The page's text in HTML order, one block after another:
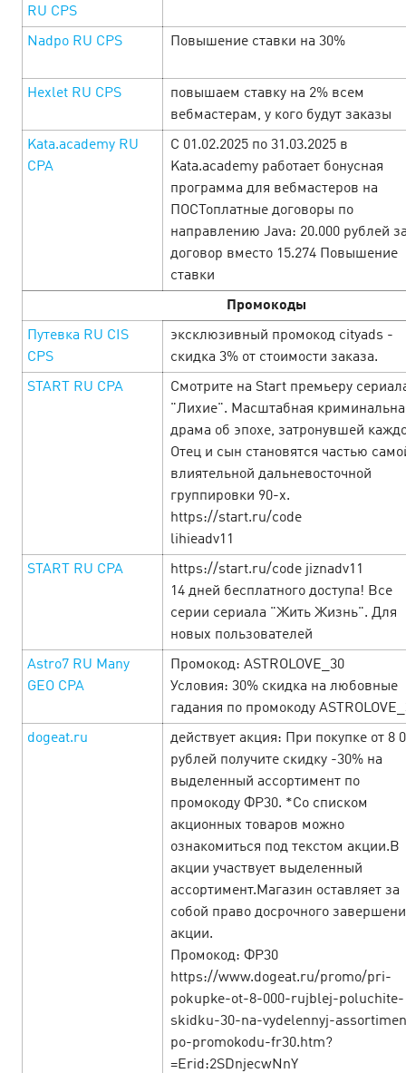
С 21 апреля по 11 мая ловим баланс: немного отдыха,
подборке тебя ждут офферы с щедрыми ставками,
MỞ MÀN THÁNG MỚI CÙNG CƠN MƯA
DEAL HOT TỪ DOUBLE DAY! 🎉
Tháng mới bắt đầu, cơ hội săn sale cực đỉnh đã đến! 🔥
Đây chính là thời điểm vàng để thỏa sức mua sắm với loạt
ưu đãi siêu khủng. H&agra…
The week of woman delights at
In celebration of the most beautiful holiday from 06.03 to
25.03 we give you CPAi offers, pleasant promotions and
profitable promocodes. Check the selection of offers as
RU CPS
Nadpo RU CPS Повышение ставки на 30%
Hexlet RU CPS
повышаем ставку на 2% всем
вебмастерам, у кого будут заказы
Kata.academy RU
CPA
С 01.02.2025 по 31.03.2025 в
Kata.academy работает бонусная
программа для вебмастеров на
ПОСТоплатные договоры по
направлению Java: 20.000 рублей
договор вместо 15.274 Повышение
ставки
Промокоды
Путевка RU CIS
CPS
эксклюзивный промокод cityads -
скидка 3% от стоимости заказа.
START RU CPA
Смотрите на Start премьеру
"Лихие". Масштабная
драма об эпохе, затронувшей
Отец и сын становятся частью
влиятельной дальневосточной
группировки 90-х.
https://start.ru/code
lihieadv11
START RU CPA
https://start.ru/code jiznadv11
14 дней бесплатного доступа! Все
серии сериала "Жить Жизнь". Для
новых пользователей
Astro7 RU Many
GEO CPA
Промокод: ASTROLOVE_30
Условия: 30% скидка на любовные
гадания по промокоду
dogeat.ru
действует акция: При покупке от 8
рублей получите скидку -30% на
выделенный ассортимент по
промокоду ФР30. *Со списком
акционных товаров можно
ознакомиться под текстом акции.В
акции участвует выделенный
ассортимент.Магазин оставляет за
собой право досрочного
акции.
Промокод: ФР30
https://www.dogeat.ru/promo/pri-
pokupke-ot-8-000-rujblej-poluchite-
skidku-30-na-vydelennyj-
po-promokodu-fr30.htm?
=Erid:2SDnjecwNnY